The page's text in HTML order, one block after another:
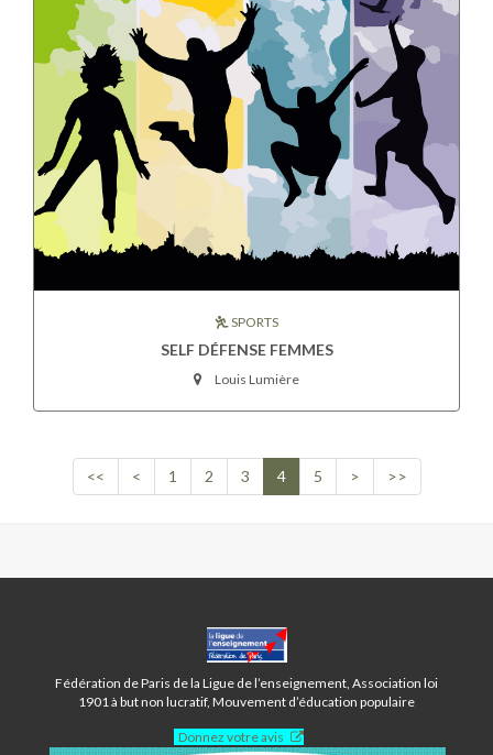
SPORTS
SELF DÉFENSE FEMMES
Louis Lumière
<< < 1 2 3 4 5 > >>
CENTRE
LOUIS
LUMIÈRE
-
20ÈME
Fédération de Paris de la Ligue de l’enseignement, Association loi
1901 à but non lucratif, Mouvement d’éducation populaire
Donnez votre avis